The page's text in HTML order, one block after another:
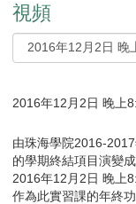
視頻
2016年12月2日 晚上
由珠海學院2016-
的學期終結項目演變
2016年12月2日 晚上
作為此實習課的年終